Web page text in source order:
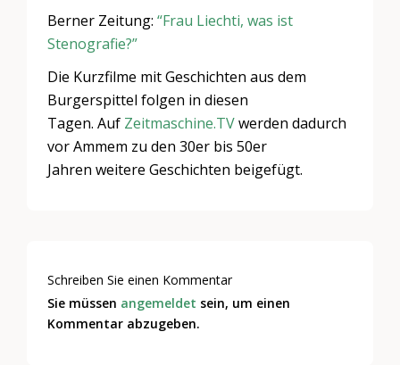
Berner Zeitung:“Frau Liechti, was ist
Stenografie?”
Die Kurzfilme mit Geschichten aus dem
Burgerspittel folgen in diesen
Tagen. Auf Zeitmaschine.TVwerden dadurch
vor Ammem zu den 30er bis 50er
Jahren weitere Geschichten beigefügt.
Schreiben Sie einen Kommentar
Sie müssen angemeldet sein, um einen
Kommentar abzugeben.